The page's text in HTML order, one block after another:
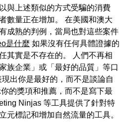
與上述類似的方式受騙的消費
數量正在增加。 在美國和澳大
成熟的判例，當局也對這些案件
是什麼 如果沒有任何具體證據的
其實是不存在的。 人們不再相
族企業」或「最好的品質」等口
出你是最好的，而不是談論自
的獎項和推薦，而不是寫下最
Ninjas 等工具提供了針對特
元標記和增加自然流量的工具。